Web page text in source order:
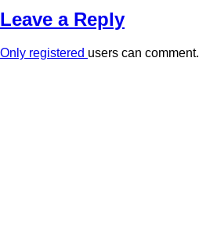
Leave a Reply
Only registered users can comment.